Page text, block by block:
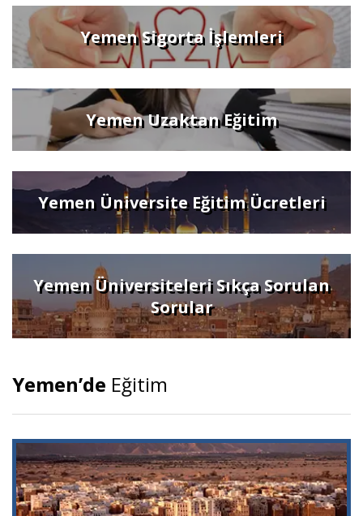
Yemen Sigorta İşlemleri
Yemen Uzaktan Eğitim
Yemen Üniversite Eğitim Ücretleri
Yemen Üniversiteleri Sıkça Sorulan
Sorular
Yemen’de Eğitim